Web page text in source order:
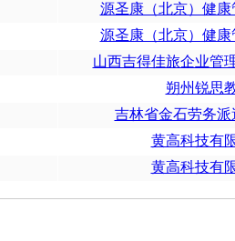
源圣康（北京）健
源圣康（北京）健
山西吉得佳旅企业管
朔州锐思
吉林省金石劳务
黄高科技有
黄高科技有